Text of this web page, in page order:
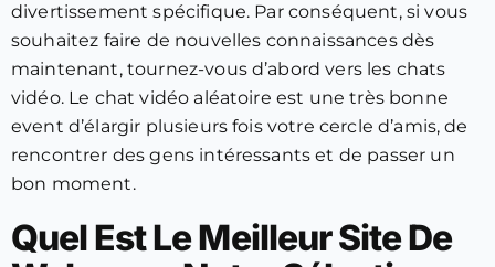
divertissement spécifique. Par conséquent, si vous
souhaitez faire de nouvelles connaissances dès
maintenant, tournez-vous d’abord vers les chats
vidéo. Le chat vidéo aléatoire est une très bonne
event d’élargir plusieurs fois votre cercle d’amis, de
rencontrer des gens intéressants et de passer un
bon moment.
Quel Est Le Meilleur Site De